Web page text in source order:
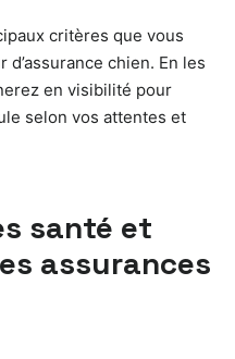
critères que vous
chien. En les
en visibilité pour
selon vos attentes et
santé et
assurances